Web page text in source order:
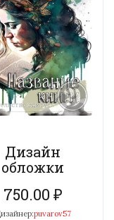
Дизайн
обложки
750.00 ₽
puvarov57